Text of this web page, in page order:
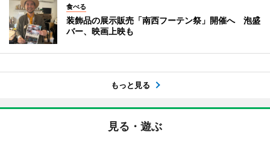
食べる
装飾品の展示販売「南西フーテン祭」開催へ 泡盛
バー、映画上映も
もっと見る
見る・遊ぶ